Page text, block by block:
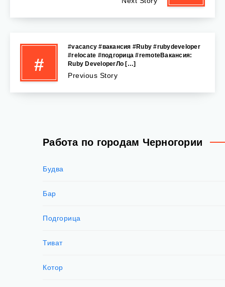
#
#vacancy #вакансия #Ruby #rubydeveloper
#relocate #подгорица #remoteВакансия:
Ruby DeveloperЛо […]
Previous Story
Работа по городам Черногории
Будва
Бар
Подгорица
Тиват
Котор